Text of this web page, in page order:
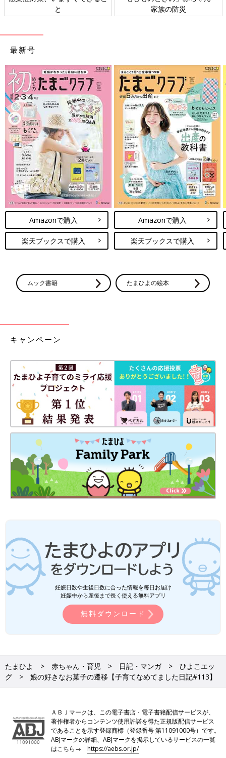
と
家族の防災
最新号
Amazonで購入
楽天ブックスで購入
Amazonで購入
楽天ブックスで購入
ムック書籍 たまひよの絵本
キャンペーン
妊娠日数や生後日数に合った情報を毎日お届け
妊娠中から産後まで長く使える無料アプリ
無料ダウンロード
たまひよ 赤ちゃん・育児 日記・マンガ
ひよこエッ
グ
娘の好きなお菓子の遷移【子育てなめてました日記#113】
ＡＢＪマークは、この電子書店・電子書籍配信サービスが、
著作権者からコンテンツ使用許諾を得た正規版配信サービス
であることを示す登録商標（登録番号 第11091000号）です。
ABJマークの詳細、ABJマークを掲示しているサービスの一覧
はこちら→https://aebs.or.jp/